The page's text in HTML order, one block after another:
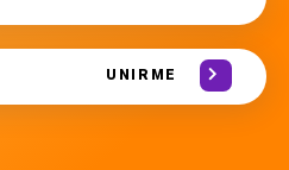
UNIRME